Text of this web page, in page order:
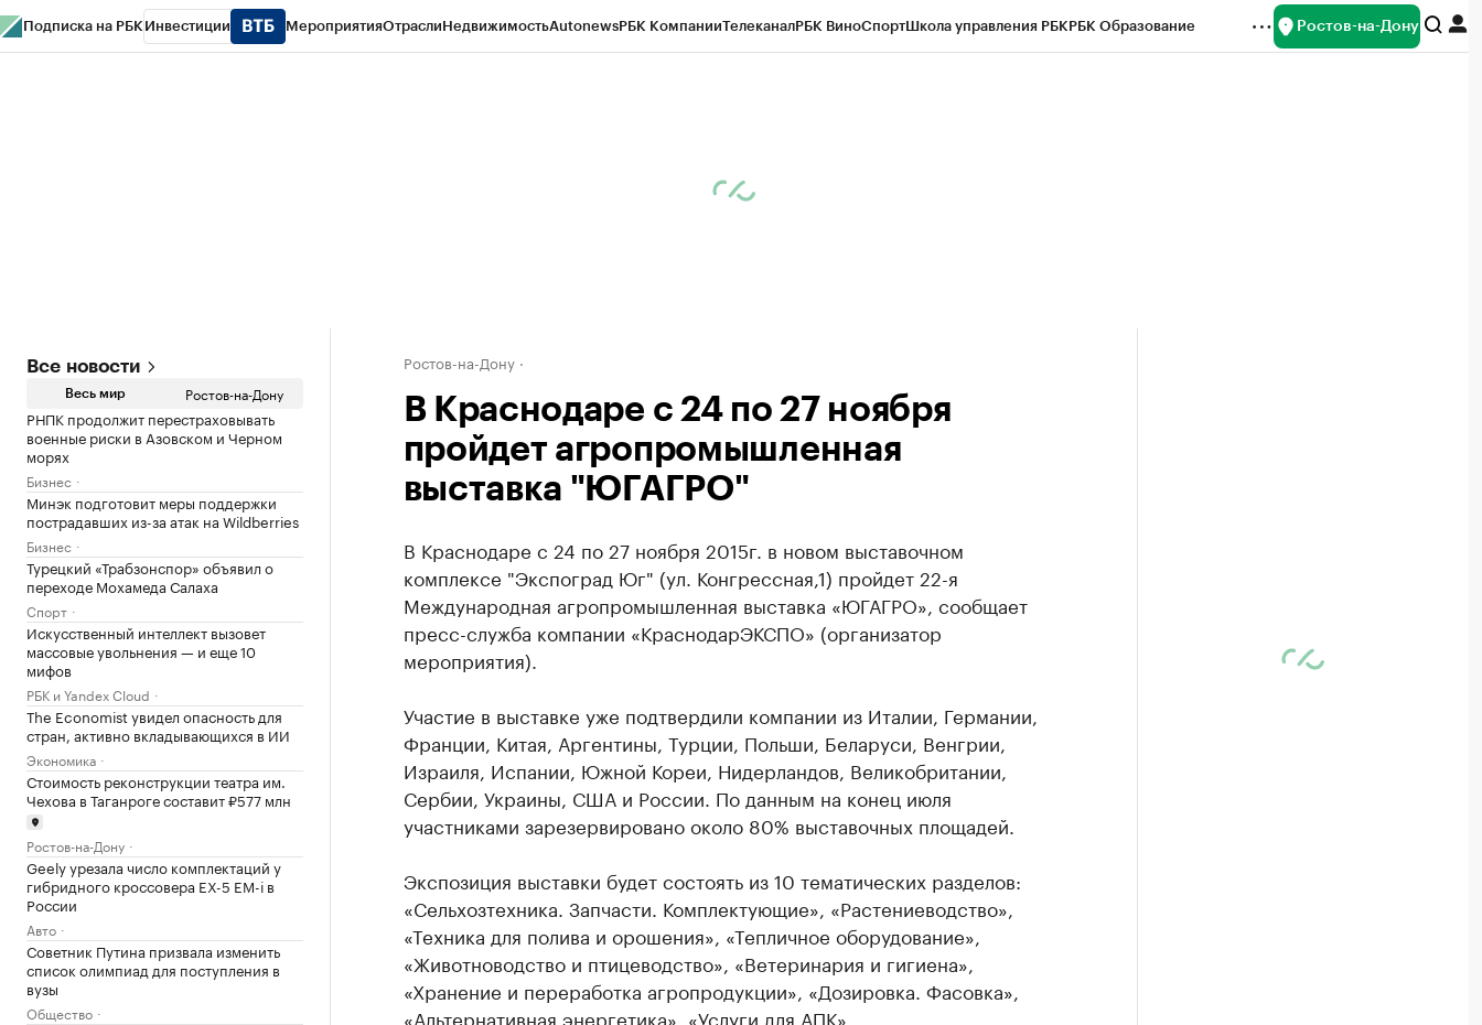
Подписка на РБК Инвестиции МероприятияОтраслиНедвижимостьAutonewsРБК КомпанииТелеканалРБК ВиноСпортШкола управления РБКРБК Образование Ростов-на-Дону
Все новости
Весь мир Ростов-на-Дону
РНПК продолжит перестраховывать
военные риски в Азовском и Черном
морях
Бизнес
Минэк подготовит меры поддержки
пострадавших из-за атак на Wildberries
Бизнес
Турецкий «Трабзонспор» объявил о
переходе Мохамеда Салаха
Спорт
Искусственный интеллект вызовет
массовые увольнения — и еще 10
мифов
РБК и Yandex Cloud
The Economist увидел опасность для
стран, активно вкладывающихся в ИИ
Экономика
Стоимость реконструкции театра им.
Чехова в Таганроге составит ₽577 млн
Ростов-на-Дону
Geely урезала число комплектаций у
гибридного кроссовера EX-5 EM-i в
России
Авто
Советник Путина призвала изменить
список олимпиад для поступления в
вузы
Общество
Ростов-на-Дону
В Краснодаре с 24 по 27 ноября
пройдет агропромышленная
выставка "ЮГАГРО"
В Краснодаре с 24 по 27 ноября 2015г. в новом выставочном
комплексе "Экспоград Юг" (ул. Конгрессная,1) пройдет 22-я
Международная агропромышленная выставка «ЮГАГРО», сообщает
пресс-служба компании «КраснодарЭКСПО» (организатор
мероприятия).
Участие в выставке уже подтвердили компании из Италии, Германии,
Франции, Китая, Аргентины, Турции, Польши, Беларуси, Венгрии,
Израиля, Испании, Южной Кореи, Нидерландов, Великобритании,
Сербии, Украины, США и России. По данным на конец июля
участниками зарезервировано около 80% выставочных площадей.
Экспозиция выставки будет состоять из 10 тематических разделов:
«Сельхозтехника. Запчасти. Комплектующие», «Растениеводство»,
«Техника для полива и орошения», «Тепличное оборудование»,
«Животноводство и птицеводство», «Ветеринария и гигиена»,
«Хранение и переработка агропродукции», «Дозировка. Фасовка»,
«Альтернативная энергетика», «Услуги для АПК».